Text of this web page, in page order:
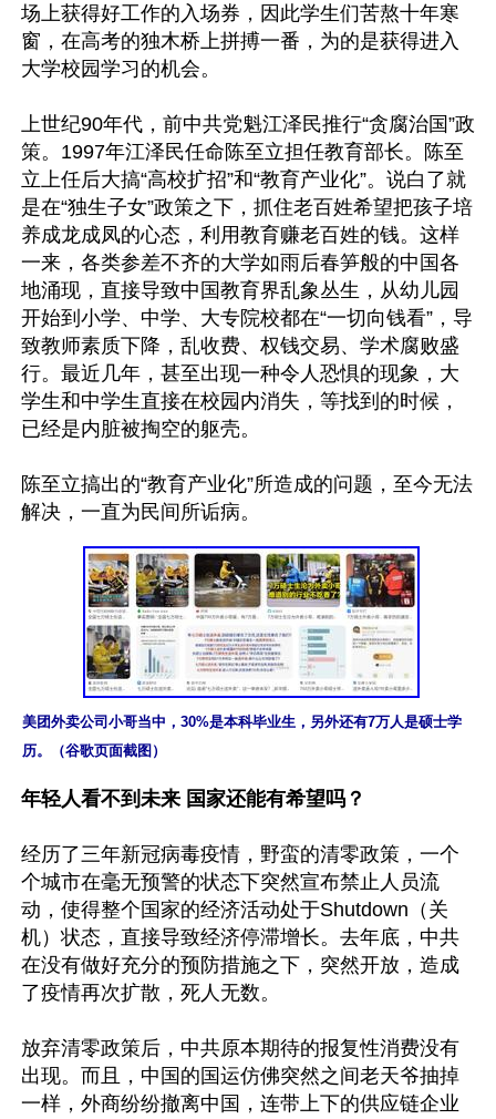
场上获得好工作的入场券，因此学生们苦熬十年寒
窗，在高考的独木桥上拼搏一番，为的是获得进入
大学校园学习的机会。
上世纪90年代，前中共党魁江泽民推行“贪腐治国”政
策。1997年江泽民任命陈至立担任教育部长。陈至
立上任后大搞“高校扩招”和“教育产业化”。说白了就
是在“独生子女”政策之下，抓住老百姓希望把孩子培
养成龙成凤的心态，利用教育赚老百姓的钱。这样
一来，各类参差不齐的大学如雨后春笋般的中国各
地涌现，直接导致中国教育界乱象丛生，从幼儿园
开始到小学、中学、大专院校都在“一切向钱看”，导
致教师素质下降，乱收费、权钱交易、学术腐败盛
行。最近几年，甚至出现一种令人恐惧的现象，大
学生和中学生直接在校园内消失，等找到的时候，
已经是内脏被掏空的躯壳。
陈至立搞出的“教育产业化”所造成的问题，至今无法
美团外卖公司小哥当中，30%是本科毕业生，另外还有7万人是硕士学
历。（谷歌页面截图）
年轻人看不到未来 国家还能有希望吗？
经历了三年新冠病毒疫情，野蛮的清零政策，一个
个城市在毫无预警的状态下突然宣布禁止人员流
动，使得整个国家的经济活动处于Shutdown（关
机）状态，直接导致经济停滞增长。去年底，中共
在没有做好充分的预防措施之下，突然开放，造成
了疫情再次扩散，死人无数。
放弃清零政策后，中共原本期待的报复性消费没有
出现。而且，中国的国运仿佛突然之间老天爷抽掉
一样，外商纷纷撤离中国，连带上下的供应链企业